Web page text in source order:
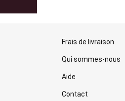
Frais de livraison
Qui sommes-nous
Aide
Contact